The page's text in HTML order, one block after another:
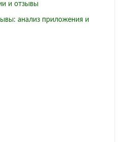
и отзывы
анализ приложения и